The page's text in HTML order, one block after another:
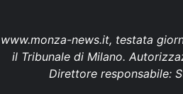
www.monza-news.it, testata
il Tribunale di Milano.
Direttore responsabile: